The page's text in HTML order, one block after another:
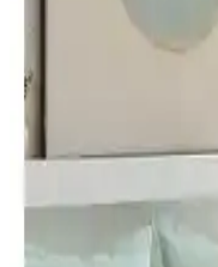
Kişilik Yorgan ve
Bu makale, Madame
ile Yataş Macaron Çift
performansı, kumaş
temizleme talimatları
destekler.
Karaca Home Tek
Tutma Kapasitesi